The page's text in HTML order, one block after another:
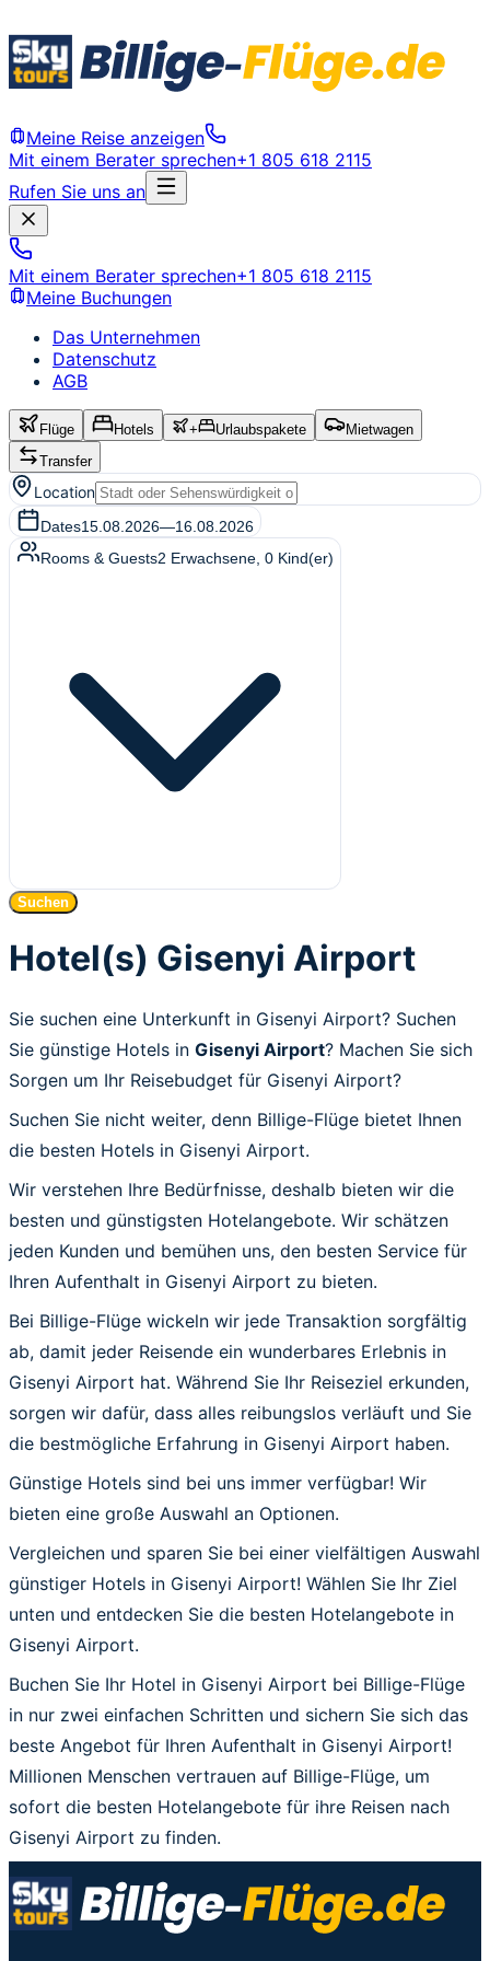
Meine Reise anzeigen
Mit einem Berater sprechen+1 805 618 2115
Rufen Sie uns an
Mit einem Berater sprechen+1 805 618 2115
Meine Buchungen
Das Unternehmen
Datenschutz
AGB
Flüge Hotels + Urlaubspakete
Mietwagen
Transfer
Location
Dates15.08.2026—16.08.2026
Rooms & Guests2 Erwachsene 0 Kind(er)
Suchen
Hotel(s) Gisenyi Airport
Sie suchen eine Unterkunft in Gisenyi Airport? Suchen
Sie günstige Hotels in Gisenyi Airport? Machen Sie sich
Sorgen um Ihr Reisebudget für Gisenyi Airport?
Suchen Sie nicht weiter, denn Billige-Flüge bietet Ihnen
die besten Hotels in Gisenyi Airport.
Wir verstehen Ihre Bedürfnisse, deshalb bieten wir die
besten und günstigsten Hotelangebote. Wir schätzen
jeden Kunden und bemühen uns, den besten Service für
Ihren Aufenthalt in Gisenyi Airport zu bieten.
Bei Billige-Flüge wickeln wir jede Transaktion sorgfältig
ab, damit jeder Reisende ein wunderbares Erlebnis in
Gisenyi Airport hat. Während Sie Ihr Reiseziel erkunden,
sorgen wir dafür, dass alles reibungslos verläuft und Sie
die bestmögliche Erfahrung in Gisenyi Airport haben.
Günstige Hotels sind bei uns immer verfügbar! Wir
bieten eine große Auswahl an Optionen.
Vergleichen und sparen Sie bei einer vielfältigen Auswahl
günstiger Hotels in Gisenyi Airport! Wählen Sie Ihr Ziel
unten und entdecken Sie die besten Hotelangebote in
Gisenyi Airport.
Buchen Sie Ihr Hotel in Gisenyi Airport bei Billige-Flüge
in nur zwei einfachen Schritten und sichern Sie sich das
beste Angebot für Ihren Aufenthalt in Gisenyi Airport!
Millionen Menschen vertrauen auf Billige-Flüge, um
sofort die besten Hotelangebote für ihre Reisen nach
Gisenyi Airport zu finden.